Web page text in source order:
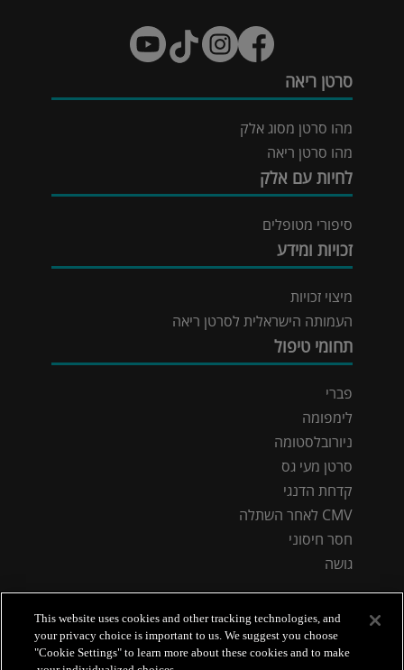
סרטן ריאה
מהו סרטן מסוג אלק
מהו סרטן ריאה
לחיות עם אלק
סיפורי מטופלים
זכויות ומידע
מיצוי זכויות
העמותה הישראלית לסרטן ריאה
תחומי טיפול
פברי
לימפומה
ניורובלסטומה
סרטן מעי גס
קדחת הדנגי
CMV לאחר השתלה
חסר חיסוני
גושה
This website uses cookies and other tracking technologies, and
your privacy choice is important to us. We suggest you choose
"Cookie Settings" to learn more about these cookies and to make